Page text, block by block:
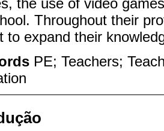
the use of video
Throughout their
to expand their
PE; Teachers;